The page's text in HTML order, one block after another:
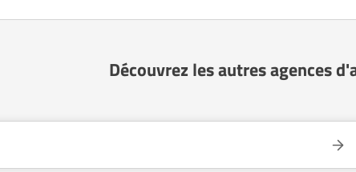
Découvrez les autres agences